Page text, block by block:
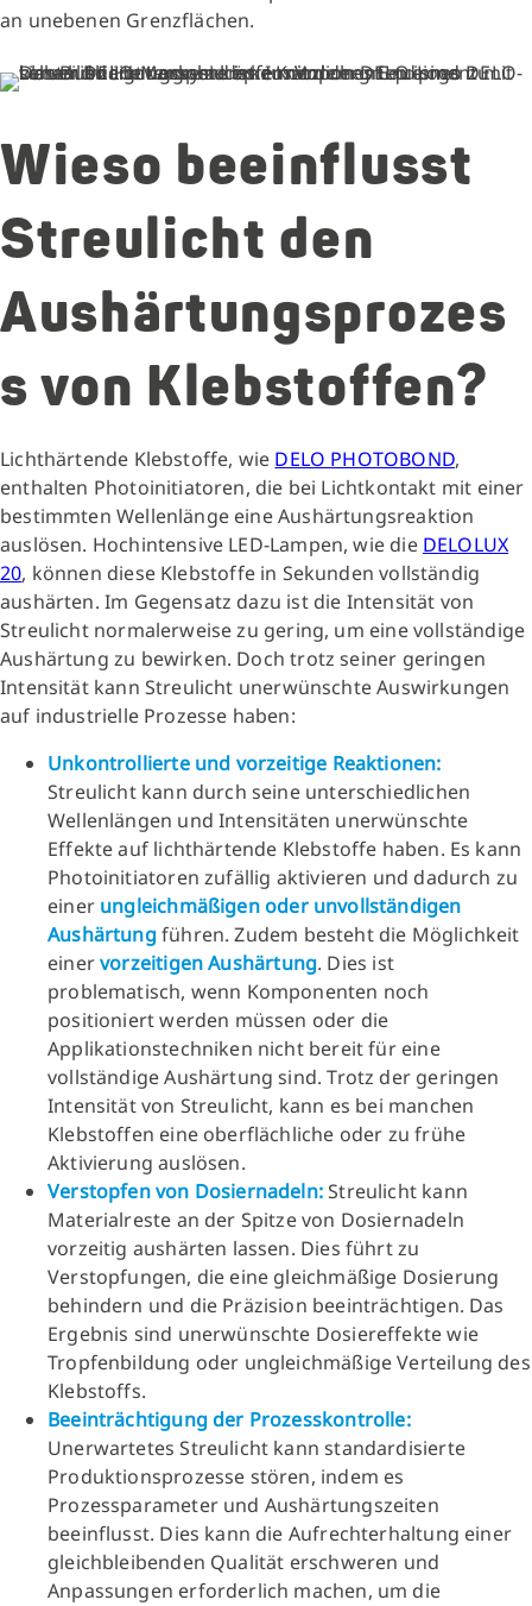
an unebenen Grenzflächen.
Wieso beeinflusst
Streulicht den
Aushärtungsprozes
s von Klebstoffen?
Lichthärtende Klebstoffe, wie DELO PHOTOBOND,
enthalten Photoinitiatoren, die bei Lichtkontakt mit einer
bestimmten Wellenlänge eine Aushärtungsreaktion
auslösen. Hochintensive LED-Lampen, wie die DELOLUX
20, können diese Klebstoffe in Sekunden vollständig
aushärten. Im Gegensatz dazu ist die Intensität von
Streulicht normalerweise zu gering, um eine vollständige
Aushärtung zu bewirken. Doch trotz seiner geringen
Intensität kann Streulicht unerwünschte Auswirkungen
auf industrielle Prozesse haben:
Unkontrollierte und vorzeitige Reaktionen:
Streulicht kann durch seine unterschiedlichen
Wellenlängen und Intensitäten unerwünschte
Effekte auf lichthärtende Klebstoffe haben. Es kann
Photoinitiatoren zufällig aktivieren und dadurch zu
einer ungleichmäßigen oder unvollständigen
Aushärtungführen. Zudem besteht die Möglichkeit
einervorzeitigen Aushärtung. Dies ist
problematisch, wenn Komponenten noch
positioniert werden müssen oder die
Applikationstechniken nicht bereit für eine
vollständige Aushärtung sind. Trotz der geringen
Intensität von Streulicht, kann es bei manchen
Klebstoffen eine oberflächliche oder zu frühe
Aktivierung auslösen.
Verstopfen von Dosiernadeln:Streulicht kann
Materialreste an der Spitze von Dosiernadeln
vorzeitig aushärten lassen. Dies führt zu
Verstopfungen, die eine gleichmäßige Dosierung
behindern und die Präzision beeinträchtigen. Das
Ergebnis sind unerwünschte Dosiereffekte wie
Tropfenbildung oder ungleichmäßige Verteilung des
Klebstoffs.
Beeinträchtigung der Prozesskontrolle:
Unerwartetes Streulicht kann standardisierte
Produktionsprozesse stören, indem es
Prozessparameter und Aushärtungszeiten
beeinflusst. Dies kann die Aufrechterhaltung einer
gleichbleibenden Qualität erschweren und
Anpassungen erforderlich machen, um die